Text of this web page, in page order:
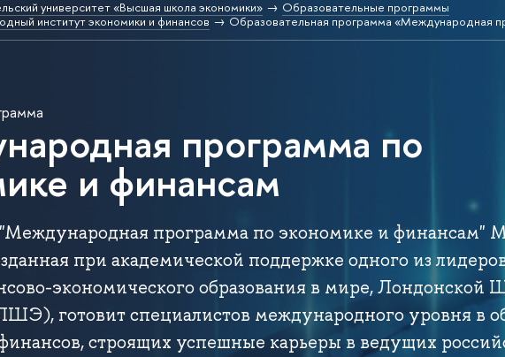
университет «Высшая школа экономики»
Образовательные программы
институт экономики и финансов
Образовательная программа «Международная
программа по
и финансам
"Международная программа по экономике и
при академической поддержке одного из
экономического образования в мире, Лондонской
готовит специалистов международного уровня в
строящих успешные карьеры в ведущих